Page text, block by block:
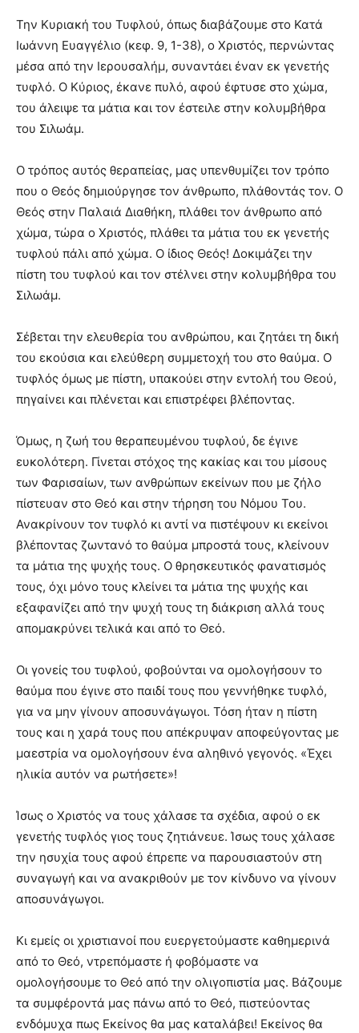
Την Κυριακή του Τυφλού, όπως διαβάζουμε στο Κατά
Ιωάννη Ευαγγέλιο (κεφ. 9, 1-38), ο Χριστός, περνώντας
μέσα από την Ιερουσαλήμ, συναντάει έναν εκ γενετής
τυφλό. Ο Κύριος, έκανε πυλό, αφού έφτυσε στο χώμα,
του άλειψε τα μάτια και τον έστειλε στην κολυμβήθρα
του Σιλωάμ.
Ο τρόπος αυτός θεραπείας, μας υπενθυμίζει τον τρόπο
που ο Θεός δημιούργησε τον άνθρωπο, πλάθοντάς τον. Ο
Θεός στην Παλαιά Διαθήκη, πλάθει τον άνθρωπο από
χώμα, τώρα ο Χριστός, πλάθει τα μάτια του εκ γενετής
τυφλού πάλι από χώμα. Ο ίδιος Θεός! Δοκιμάζει την
πίστη του τυφλού και τον στέλνει στην κολυμβήθρα του
Σιλωάμ.
Σέβεται την ελευθερία του ανθρώπου, και ζητάει τη δική
του εκούσια και ελεύθερη συμμετοχή του στο θαύμα. Ο
τυφλός όμως με πίστη, υπακούει στην εντολή του Θεού,
πηγαίνει και πλένεται και επιστρέφει βλέποντας.
Όμως, η ζωή του θεραπευμένου τυφλού, δε έγινε
ευκολότερη. Γίνεται στόχος της κακίας και του μίσους
των Φαρισαίων, των ανθρώπων εκείνων που με ζήλο
πίστευαν στο Θεό και στην τήρηση του Νόμου Του.
Ανακρίνουν τον τυφλό κι αντί να πιστέψουν κι εκείνοι
βλέποντας ζωντανό το θαύμα μπροστά τους, κλείνουν
τα μάτια της ψυχής τους. Ο θρησκευτικός φανατισμός
τους, όχι μόνο τους κλείνει τα μάτια της ψυχής και
εξαφανίζει από την ψυχή τους τη διάκριση αλλά τους
απομακρύνει τελικά και από το Θεό.
Οι γονείς του τυφλού, φοβούνται να ομολογήσουν το
θαύμα που έγινε στο παιδί τους που γεννήθηκε τυφλό,
για να μην γίνουν αποσυνάγωγοι. Τόση ήταν η πίστη
τους και η χαρά τους που απέκρυψαν αποφεύγοντας με
μαεστρία να ομολογήσουν ένα αληθινό γεγονός. «Έχει
ηλικία αυτόν να ρωτήσετε»!
Ίσως ο Χριστός να τους χάλασε τα σχέδια, αφού ο εκ
γενετής τυφλός γιος τους ζητιάνευε. Ίσως τους χάλασε
την ησυχία τους αφού έπρεπε να παρουσιαστούν στη
συναγωγή και να ανακριθούν με τον κίνδυνο να γίνουν
αποσυνάγωγοι.
Κι εμείς οι χριστιανοί που ευεργετούμαστε καθημερινά
από το Θεό, ντρεπόμαστε ή φοβόμαστε να
ομολογήσουμε το Θεό από την ολιγοπιστία μας. Βάζουμε
τα συμφέροντά μας πάνω από το Θεό, πιστεύοντας
ενδόμυχα πως Εκείνος θα μας καταλάβει! Εκείνος θα